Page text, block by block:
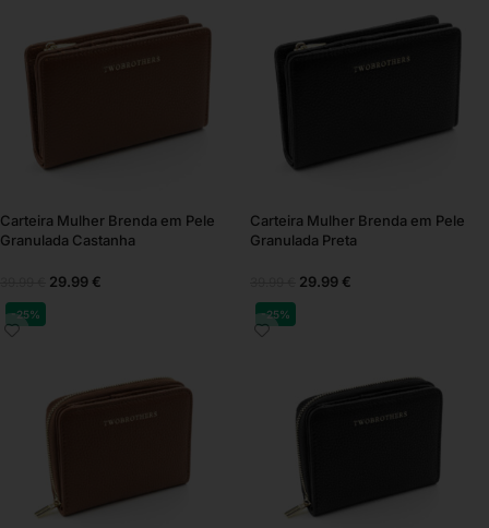
Carteira Mulher Brenda em Pele
Granulada Castanha
29.99 €
Carteira Mulher Brenda em Pele
Granulada Preta
29.99 €
-25% -25%